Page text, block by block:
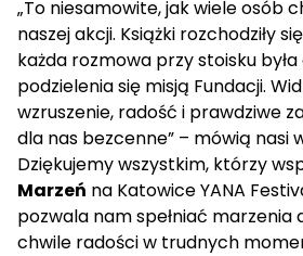
„To niesamowite, jak wiele osób
naszej akcji. Książki rozchodziły
każda rozmowa przy stoisku
podzielenia się misją Fundacji.
wzruszenie, radość i prawdziwe
dla nas bezcenne” – mówią nasi
Dziękujemy wszystkim, którzy
Marzeń na Katowice YANA
pozwala nam spełniać marzenia
chwile radości w trudnych